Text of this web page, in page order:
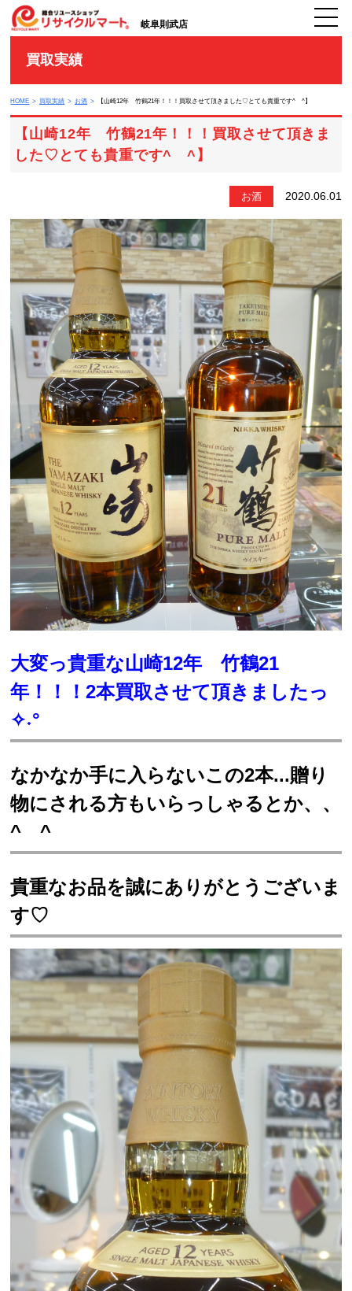
岐阜則武店
買取実績
HOME 買取実績 お酒 【山崎12年 竹鶴21年！！！買取させて頂きました♡とても貴重です^ ^】
【山崎12年 竹鶴21年！！！買取させて頂きま
した♡とても貴重です^ ^】
お酒 2020.06.01
大変っ貴重な山崎12年 竹鶴21
年！！！2本買取させて頂きましたっ
✧˖°
なかなか手に入らないこの2本...贈り
物にされる方もいらっしゃるとか、、
^ ^
貴重なお品を誠にありがとうございま
す♡